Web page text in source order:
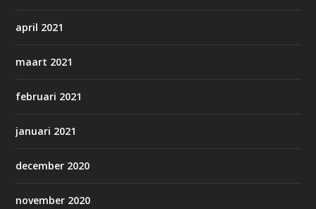
april 2021
maart 2021
februari 2021
januari 2021
december 2020
november 2020